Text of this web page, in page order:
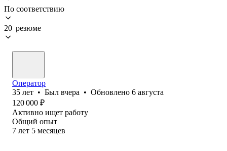
По соответствию
20 резюме
Оператор
35 лет • Был вчера • Обновлено 6 августа
120 000 ₽
Активно ищет работу
Общий опыт
7 лет 5 месяцев